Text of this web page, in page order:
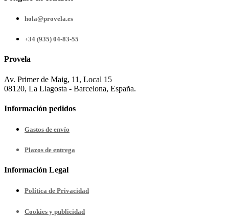
hola@provela.es
+34 (935) 04-83-55
Provela
Av. Primer de Maig, 11, Local 15
08120, La Llagosta - Barcelona, España.
Información pedidos
Gastos de envío
Plazos de entrega
Información Legal
Política de Privacidad
Cookies y publicidad